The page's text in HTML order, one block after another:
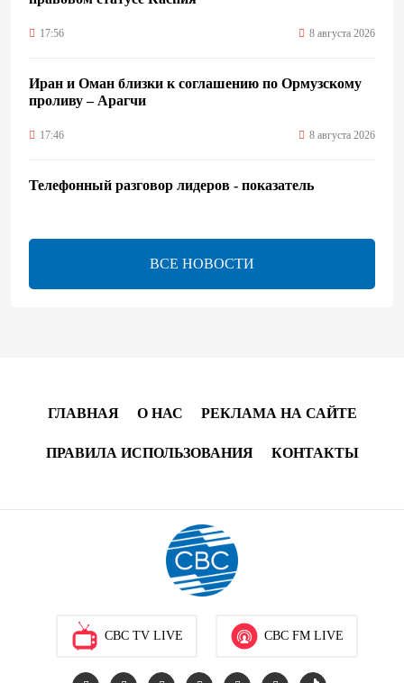
17:56 8 августа 2026
Иран и Оман близки к соглашению по Ормузскому
проливу – Арагчи
17:46 8 августа 2026
Телефонный разговор лидеров - показатель
В минобороны Азербайджана прошло собрание
военных атташе в зарубежных странах (ФОТО)
14:34 8 августа 2026
МИД Франции выступил с заявлением по случаю
годовщины Вашингтонского саммита
синхронизировали курс на мир
ВСЕ НОВОСТИ
ГЛАВНАЯ О НАС РЕКЛАМА НА САЙТЕ
ПРАВИЛА ИСПОЛЬЗОВАНИЯ КОНТАКТЫ
CBC TV LIVE CBC FM LIVE